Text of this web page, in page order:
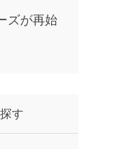
ズが再始
す